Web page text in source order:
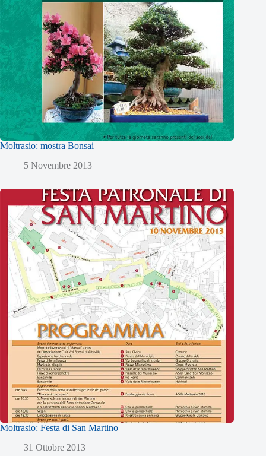
Moltrasio: mostra Bonsai
5 Novembre 2013
Moltrasio: Festa di San Martino
31 Ottobre 2013